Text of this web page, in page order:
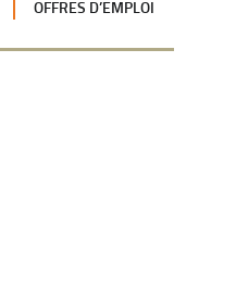
OFFRES D’EMPLOI